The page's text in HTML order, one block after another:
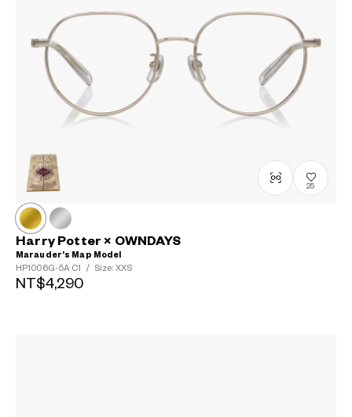
25
Harry Potter × OWNDAYS
Marauder’s Map Model
HP1006G-5A C1 / Size: XXS
NT$4,290